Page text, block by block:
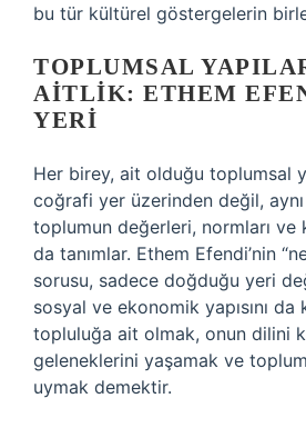
bu tür kültürel göstergelerin
TOPLUMSAL
AITLIK: ETHEM
YERI
Her birey, ait olduğu toplumsal
coğrafi yer üzerinden değil,
toplumun değerleri, normları ve
da tanımlar. Ethem Efendi’nin
sorusu, sadece doğduğu yeri
sosyal ve ekonomik yapısını da
topluluğa ait olmak, onun dilini
geleneklerini yaşamak ve
uymak demektir.